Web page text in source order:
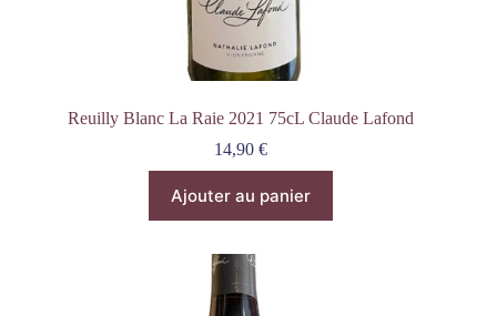
Reuilly Blanc La Raie 2021 75cL Claude Lafond
14,90€
Ajouter au panier